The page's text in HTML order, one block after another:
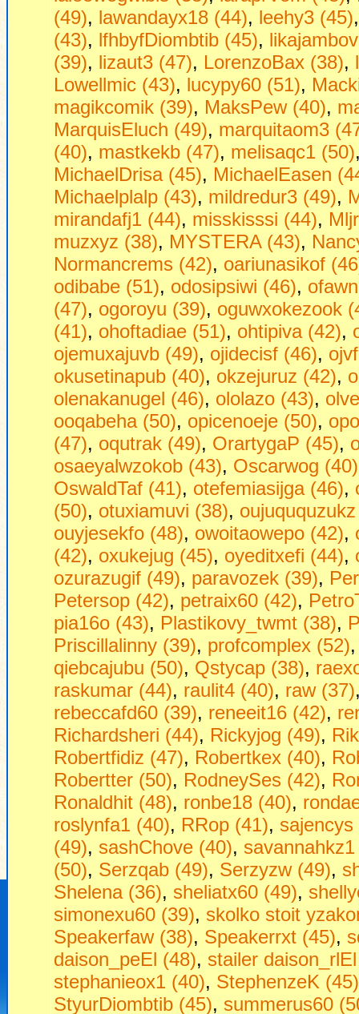
(49), lawandayx18 (44), leehy3 (45)
(43), lfhbyfDiombtib (45),
(39), lizaut3 (47), LorenzoBax (38),
Lowellmic (43), lucypy60 (51),
magikcomik (39), MaksPew (40),
MarquisEluch (49), marquitaom3
(40), mastkekb (47), melisaqc1 (50)
MichaelDrisa (45), MichaelEasen
Michaelplalp (43), mildredur3 (49),
mirandafj1 (44), misskisssi (44),
muzxyz (38), MYSTERA (43),
Normancrems (42), oariunasikof
odibabe (51), odosipsiwi (46),
(47), ogoroyu (39), oguwxokezook
(41), ohoftadiae (51), ohtipiva (42),
ojemuxajuvb (49), ojidecisf (46),
okusetinapub (40), okzejuruz (42),
olenakanugel (46), ololazo (43),
ooqabeha (50), opicenoeje (50),
(47), oqutrak (49), OrartygaP (45),
osaeyalwzokob (43), Oscarwog (40)
OswaldTaf (41), otefemiasijga (46),
(50), otuxiamuvi (38),
ouyjesekfo (48), owoitaowepo (42),
(42), oxukejug (45), oyeditxefi (44),
ozurazugif (49), paravozek (39),
Petersop (42), petraix60 (42),
pia16o (43), Plastikovy_twmt (38),
Priscillalinny (39), profcomplex (52)
qiebcajubu (50), Qstycap (38),
raskumar (44), raulit4 (40), raw (37)
rebeccafd60 (39), reneeit16 (42),
Richardsheri (44), Rickyjog (49),
Robertfidiz (47), Robertkex (40),
Robertter (50), RodneySes (42),
Ronaldhit (48), ronbe18 (40),
roslynfa1 (40), RRop (41), sajencys
(49), sashChove (40),
(50), Serzqab (49), Serzyzw (49),
Shelena (36), sheliatx60 (49),
simonexu60 (39), skolko stoit
Speakerfaw (38), Speakerrxt (45),
daison_peEl (48), stailer
stephanieox1 (40), StephenzeK (45)
StyurDiombtib (45), summerus60